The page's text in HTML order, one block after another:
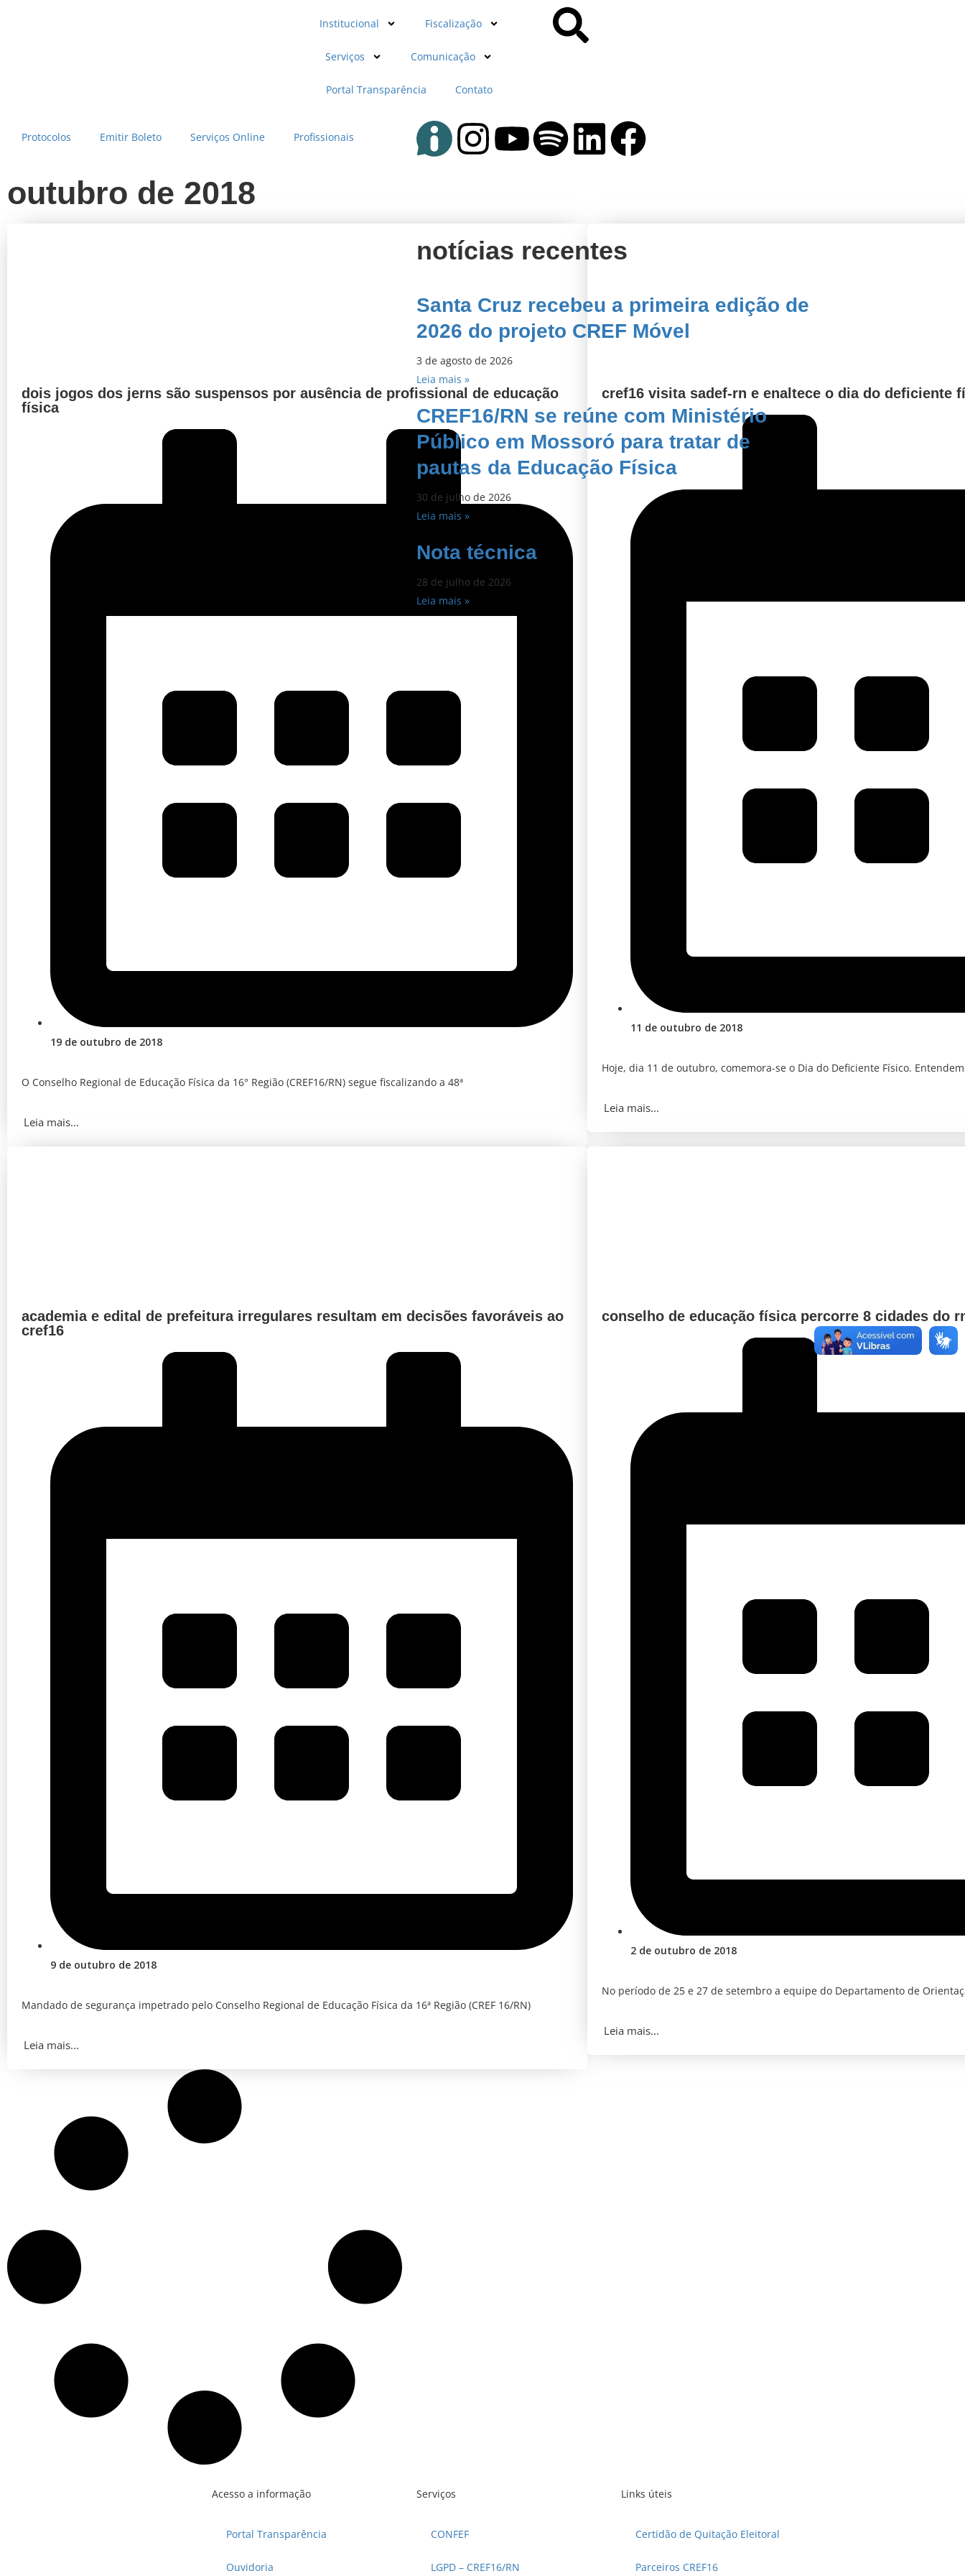
Institucional Fiscalização
Serviços Comunicação
Portal Transparência Contato
Protocolos Emitir Boleto Serviços Online Profissionais
outubro de 2018
dois jogos dos jerns são suspensos por ausência de profissional de educação
física
19 de outubro de 2018
O Conselho Regional de Educação Física da 16° Região (CREF16/RN) segue fiscalizando a 48ª
Leia mais...
cref16 visita sadef-rn e enaltece o dia do deficiente
11 de outubro de 2018
Hoje, dia 11 de outubro, comemora-se o Dia do Deficiente Físico.
Leia mais...
academia e edital de prefeitura irregulares resultam em decisões favoráveis ao
cref16
9 de outubro de 2018
Mandado de segurança impetrado pelo Conselho Regional de Educação Física da 16ª Região (CREF 16/RN)
Leia mais...
conselho de educação física percorre 8 cidades do
2 de outubro de 2018
No período de 25 e 27 de setembro a equipe do Departamento de
Leia mais...
notícias recentes
Santa Cruz recebeu a primeira edição de
2026 do projeto CREF Móvel
3 de agosto de 2026
Leia mais »
CREF16/RN se reúne com Ministério
Público em Mossoró para tratar de
pautas da Educação Física
30 de julho de 2026
Leia mais »
Nota técnica
28 de julho de 2026
Leia mais »
Acesso a informação
Portal Transparência
Ouvidoria
Serviços
CONFEF
LGPD – CREF16/RN
Links úteis
Certidão de Quitação Eleitoral
Parceiros CREF16